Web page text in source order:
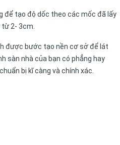
để tạo độ dốc theo các mốc đã lấy
2- 3cm.
được bước tạo nền cơ sở để lát
sàn nhà của bạn có phẳng hay
bị kĩ càng và chính xác.